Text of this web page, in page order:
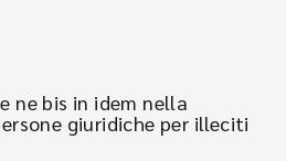
ne bis in idem nella
giuridiche per illeciti